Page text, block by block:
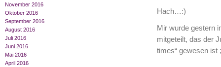
November 2016
Oktober 2016
September 2016
August 2016
Juli 2016
Juni 2016
Mai 2016
April 2016
Hach…:)
Mir wurde gestern
mitgeteilt, das der
times“ gewesen ist